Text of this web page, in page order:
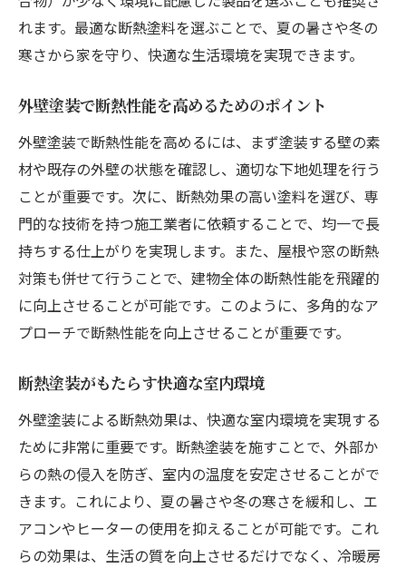
れます。最適な断熱塗料を選ぶことで、夏の暑さや冬の
寒さから家を守り、快適な生活環境を実現できます。
外壁塗装で断熱性能を高めるためのポイント
外壁塗装で断熱性能を高めるには、まず塗装する壁の素
材や既存の外壁の状態を確認し、適切な下地処理を行う
ことが重要です。次に、断熱効果の高い塗料を選び、専
門的な技術を持つ施工業者に依頼することで、均一で長
持ちする仕上がりを実現します。また、屋根や窓の断熱
対策も併せて行うことで、建物全体の断熱性能を飛躍的
に向上させることが可能です。このように、多角的なア
プローチで断熱性能を向上させることが重要です。
断熱塗装がもたらす快適な室内環境
外壁塗装による断熱効果は、快適な室内環境を実現する
ために非常に重要です。断熱塗装を施すことで、外部か
らの熱の侵入を防ぎ、室内の温度を安定させることがで
きます。これにより、夏の暑さや冬の寒さを緩和し、エ
アコンやヒーターの使用を抑えることが可能です。これ
らの効果は、生活の質を向上させるだけでなく、冷暖房